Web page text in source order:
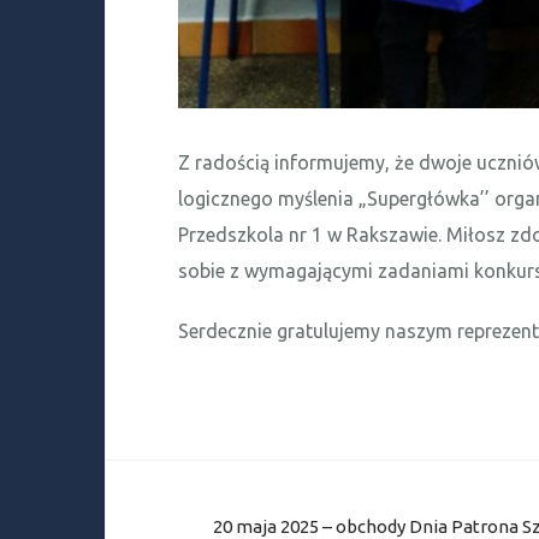
Z radością informujemy, że dwoje
logicznego myślenia „Supergłówka’’
Przedszkola nr 1 w Rakszawie. Miłosz
sobie z wymagającymi zadaniami
Serdecznie gratulujemy naszym
Nawigacja
20 maja 2025 – obchody Dnia Patrona